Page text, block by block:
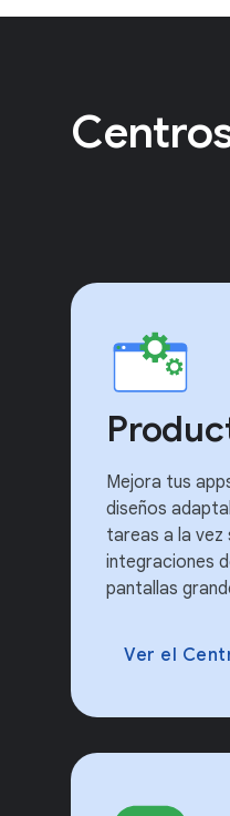
Mejora tus
diseños
tareas a la vez
integraciones
pantallas
Ver el